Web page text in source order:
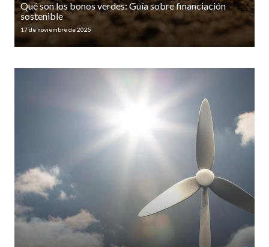
Qué son los bonos verdes: Guía sobre financiación
sostenible
17 de noviembre de 2025